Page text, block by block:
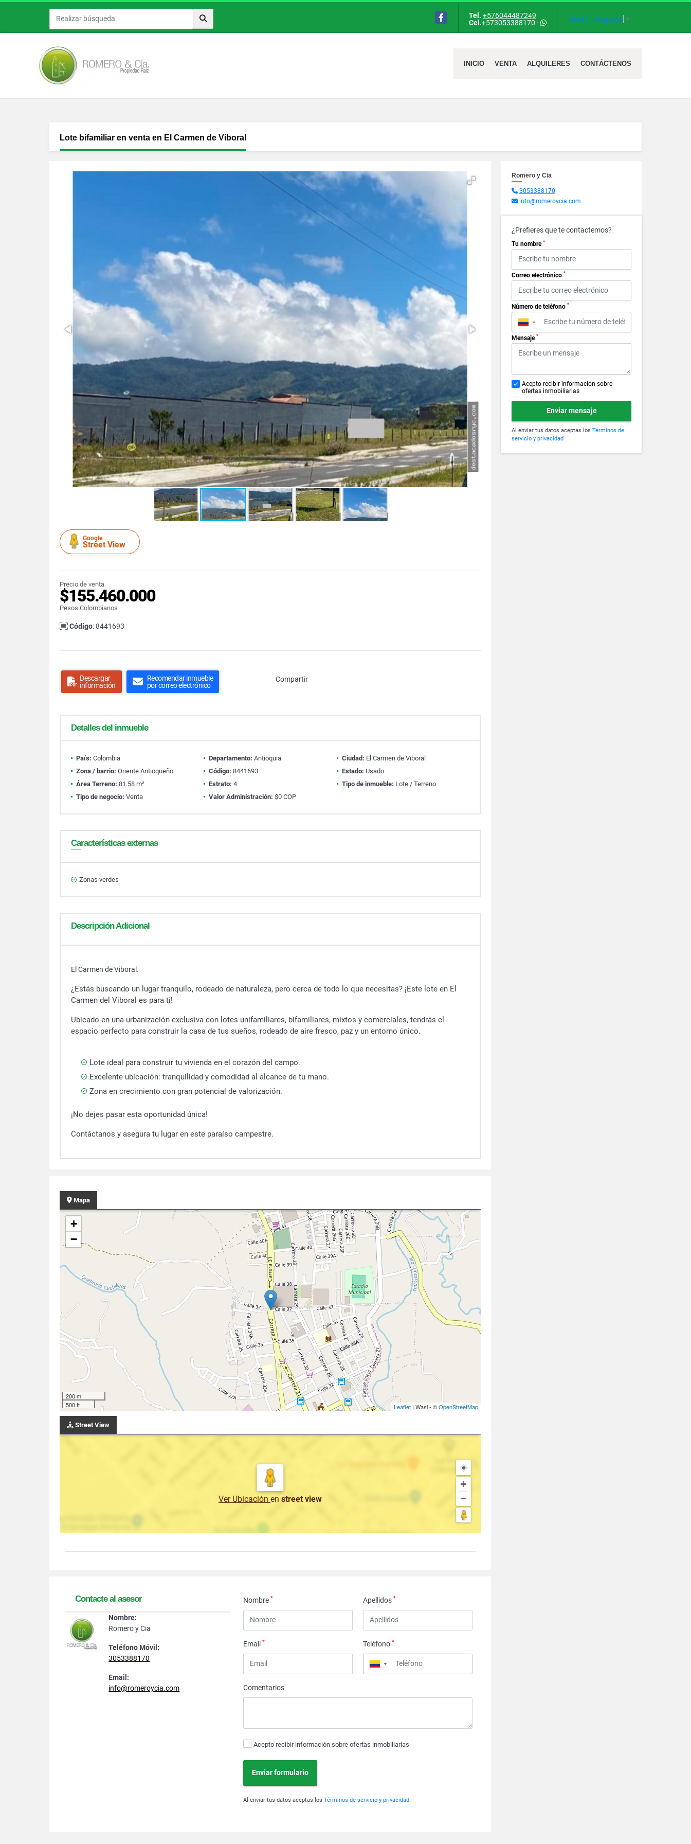
Facebook Tel. +576044487249
Cel.+573053388170 - Select Language ▼
INICIO VENTA ALQUILERES CONTÁCTENOS
Lote bifamiliar en venta en El Carmen de Viboral
Google
Street View
Precio de venta
$155.460.000
Pesos Colombianos
Código: 8441693
Descargar
información
Recomendar inmueble
por correo electrónico
Compartir
Detalles del inmueble
País: Colombia Departamento: Antioquia Ciudad: El Carmen de Viboral
Zona / barrio: Oriente Antioqueño Código: 8441693 Estado: Usado
Área Terreno: 81.58 m² Estrato: 4 Tipo de inmueble: Lote / Terreno
Tipo de negocio: Venta Valor Administración: $0 COP
Características externas
Zonas verdes
Descripción Adicional
El Carmen de Viboral.
¿Estás buscando un lugar tranquilo, rodeado de naturaleza, pero cerca de todo lo que necesitas? ¡Este lote en El
Carmen del Viboral es para ti!
Ubicado en una urbanización exclusiva con lotes unifamiliares, bifamiliares, mixtos y comerciales, tendrás el
espacio perfecto para construir la casa de tus sueños, rodeado de aire fresco, paz y un entorno único.
Lote ideal para construir tu vivienda en el corazón del campo.
Excelente ubicación: tranquilidad y comodidad al alcance de tu mano.
Zona en crecimiento con gran potencial de valorización.
¡No dejes pasar esta oportunidad única!
Contáctanos y asegura tu lugar en este paraíso campestre.
Mapa
+
−
200 m
500 ft
Leaflet | Wasi - ©OpenStreetMap
Street View
Ver Ubicación en street view
Contacte al asesor
Nombre:
Romero y Cia
Teléfono Móvil:
3053388170
Email:
info@romeroycia.com
Nombre* Apellidos*
Email* Teléfono*
▼
Comentarios
Acepto recibir información sobre ofertas inmobiliarias
Enviar formulario
Al enviar tus datos aceptas losTérminos de servicio y privacidad
Romero y Cia
3053388170
info@romeroycia.com
¿Prefieres que te contactemos?
Tu nombre *
Correo electrónico *
Número de teléfono *
▼
Mensaje *
Acepto recibir información sobre
ofertas inmobiliarias
Enviar mensaje
Al enviar tus datos aceptas los Términos de
servicio y privacidad